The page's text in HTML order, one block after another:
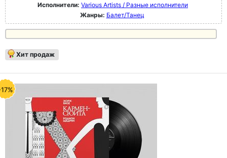
Исполнители: Various Artists / Разные исполнители
Жанры: Балет/Танец
Хит продаж